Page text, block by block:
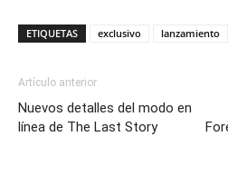
ETIQUETAS exclusivo lanzamiento
Artículo anterior
Nuevos detalles del modo en
línea de The Last Story